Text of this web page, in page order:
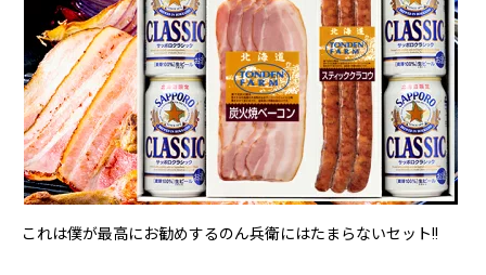
これは僕が最高にお勧めするのん兵衛にはたまらないセット!!